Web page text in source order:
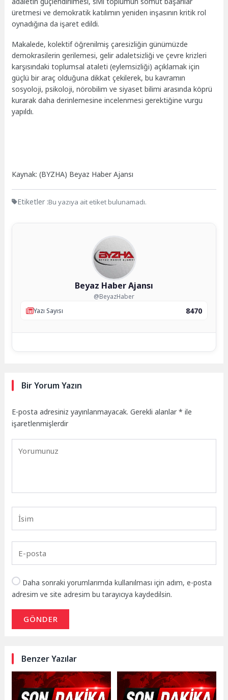
üretmesi ve demokratik katılımın yeniden inşasının kritik rol
oynadığına da işaret edildi.
Makalede, kolektif öğrenilmiş çaresizliğin günümüzde
demokrasilerin gerilemesi, gelir adaletsizliği ve çevre krizleri
karşısındaki toplumsal ataleti (eylemsizliği) açıklamak için
güçlü bir araç olduğuna dikkat çekilerek, bu kavramın
sosyoloji, psikoloji, nörobilim ve siyaset bilimi arasında köprü
kurarak daha derinlemesine incelenmesi gerektiğine vurgu
yapıldı.
Kaynak: (BYZHA) Beyaz Haber Ajansı
Etiketler :Bu yazıya ait etiket bulunamadı.
Beyaz Haber Ajansı
@BeyazHaber
Yazı Sayısı
8470
Bir Yorum Yazın
E-posta adresiniz yayınlanmayacak. Gerekli alanlar* ile
işaretlenmişlerdir
Daha sonraki yorumlarımda kullanılması için adım, e-posta
adresim ve site adresim bu tarayıcıya kaydedilsin.
GÖNDER
Benzer Yazılar